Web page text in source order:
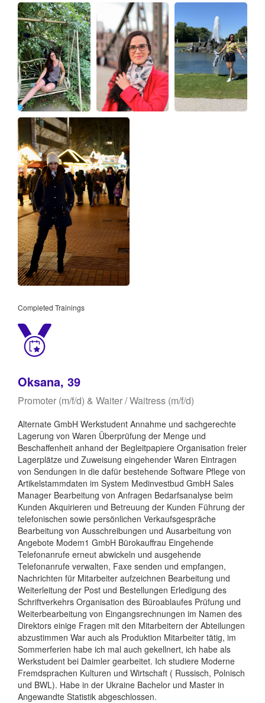
Completed Trainings
Oksana, 39
Promoter (m/f/d) & Waiter / Waitress (m/f/d)
Alternate GmbH Werkstudent Annahme und sachgerechte
Lagerung von Waren Überprüfung der Menge und
Beschaffenheit anhand der Begleitpapiere Organisation freier
Lagerplätze und Zuweisung eingehender Waren Eintragen
von Sendungen in die dafür bestehende Software Pflege von
Artikelstammdaten im System Medinvestbud GmbH Sales
Manager Bearbeitung von Anfragen Bedarfsanalyse beim
Kunden Akquirieren und Betreuung der Kunden Führung der
telefonischen sowie persönlichen Verkaufsgespräche
Bearbeitung von Ausschreibungen und Ausarbeitung von
Angebote Modem1 GmbH Bürokauffrau Eingehende
Telefonanrufe erneut abwickeln und ausgehende
Telefonanrufe verwalten, Faxe senden und empfangen,
Nachrichten für Mitarbeiter aufzeichnen Bearbeitung und
Weiterleitung der Post und Bestellungen Erledigung des
Schriftverkehrs Organisation des Büroablaufes Prüfung und
Weiterbearbeitung von Eingangsrechnungen im Namen des
Direktors einige Fragen mit den Mitarbeitern der Abteilungen
abzustimmen War auch als Produktion Mitarbeiter tätig, im
Sommerferien habe ich mal auch gekellnert, ich habe als
Werkstudent bei Daimler gearbeitet. Ich studiere Moderne
Fremdsprachen Kulturen und Wirtschaft ( Russisch, Polnisch
und BWL). Habe in der Ukraine Bachelor und Master in
Angewandte Statistik abgeschlossen.